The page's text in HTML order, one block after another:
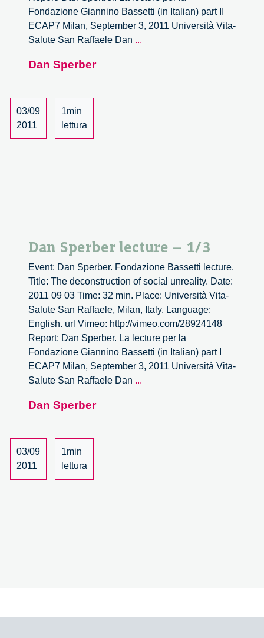
Fondazione Giannino Bassetti (in Italian) part II
ECAP7 Milan, September 3, 2011 Università Vita-
Salute San Raffaele Dan ...
Dan Sperber
03/09
2011
1min
lettura
Dan Sperber lecture – 1/3
Event: Dan Sperber. Fondazione Bassetti lecture.
Title: The deconstruction of social unreality. Date:
2011 09 03 Time: 32 min. Place: Università Vita-
Salute San Raffaele, Milan, Italy. Language:
English. url Vimeo: http://vimeo.com/28924148
Report: Dan Sperber. La lecture per la
Fondazione Giannino Bassetti (in Italian) part I
ECAP7 Milan, September 3, 2011 Università Vita-
Salute San Raffaele Dan ...
Dan Sperber
03/09
2011
1min
lettura